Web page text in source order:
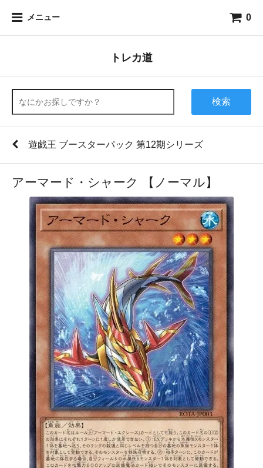
メニュー 0
トレカ道
検索
遊戯王 ブースターパック 第12期シリーズ
アーマード・シャーク 【ノーマル】